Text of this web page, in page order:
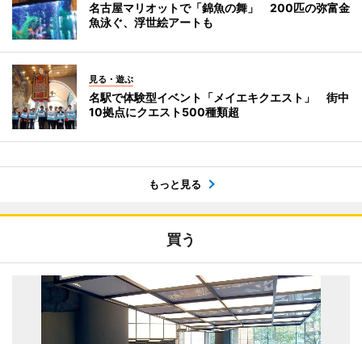
名古屋マリオットで「錦魚の舞」 200匹の弥富金
魚泳ぐ、浮世絵アートも
見る・遊ぶ
名駅で体験型イベント「メイエキクエスト」 街中
10拠点にクエスト500種類超
もっと見る
買う